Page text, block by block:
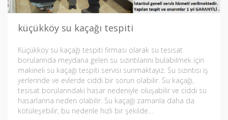
küçükköy su kaçağı tespiti
Küçükköy su kaçağı tespiti firması olarak su tesisat
borularında meydana gelen su sızıntılarını bulabilmek için
makineli su kaçağı tespiti servisi sunmaktayız. Su sızıntısı iş
yerlerinde ve evlerde ciddi bir sorun olabilir. Su kaçağı,
tesisat borularındaki hasar nedeniyle oluşabilir ve ciddi su
hasarlarına neden olabilir. Su kaçağı zamanla daha da
kötüleşebilir, bu nedenle hızlı bir şekilde…